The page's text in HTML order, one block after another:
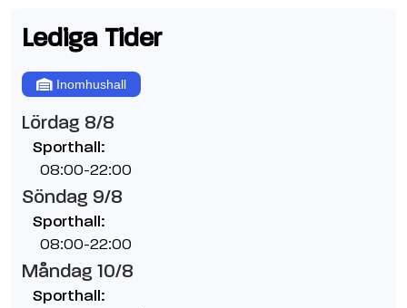
Lediga Tider
Inomhushall
Lördag 8/8
Sporthall:
08:00-22:00
Söndag 9/8
Sporthall:
08:00-22:00
Måndag 10/8
Sporthall: